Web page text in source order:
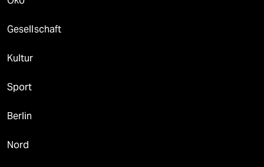
Gesellschaft
Kultur
Sport
Berlin
Nord